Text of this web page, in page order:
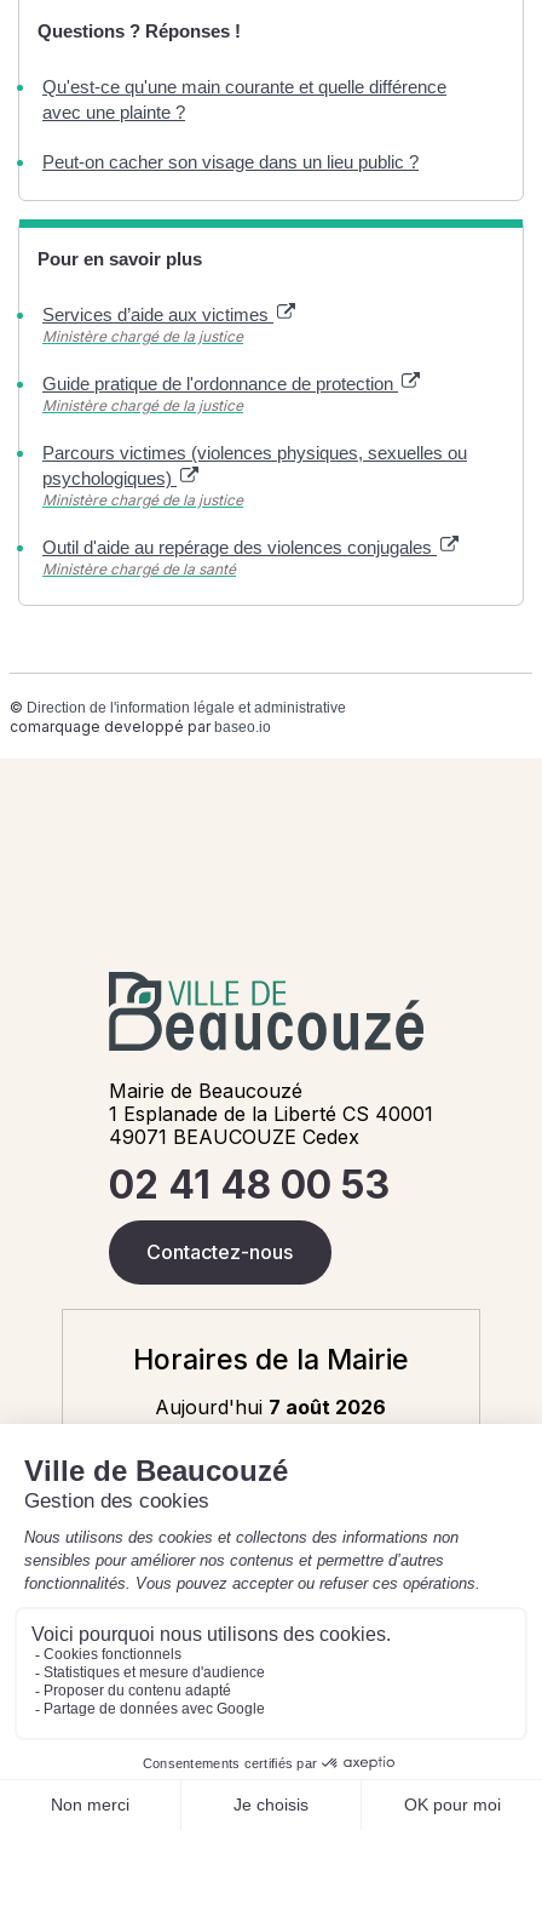
Questions ? Réponses !
Qu'est-ce qu'une main courante et quelle différence
avec une plainte ?
Peut-on cacher son visage dans un lieu public ?
Pour en savoir plus
Services d’aide aux victimes
Ministère chargé de la justice
Guide pratique de l'ordonnance de protection
Ministère chargé de la justice
Parcours victimes (violences physiques, sexuelles ou
psychologiques)
Ministère chargé de la justice
Outil d'aide au repérage des violences conjugales
Ministère chargé de la santé
© Direction de l'information légale et administrative
comarquage developpé par baseo.io
Mairie de Beaucouzé
1 Esplanade de la Liberté CS 40001
49071 BEAUCOUZE Cedex
02 41 48 00 53
Contactez-nous
Horaires de la Mairie
Aujourd'hui 7 août 2026